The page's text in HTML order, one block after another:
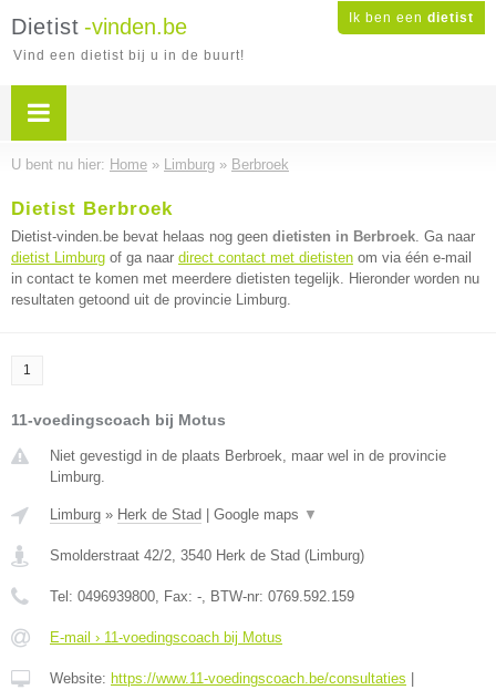
Ik ben een dietist
Dietist -vinden.be
Vind een dietist bij u in de buurt!
U bent nu hier: Home » Limburg » Berbroek
Dietist Berbroek
Dietist-vinden.be bevat helaas nog geen dietisten in Berbroek. Ga naar
dietist Limburg of ga naar direct contact met dietisten om via één e-mail
in contact te komen met meerdere dietisten tegelijk. Hieronder worden nu
resultaten getoond uit de provincie Limburg.
1
11-voedingscoach bij Motus
Niet gevestigd in de plaats Berbroek, maar wel in de provincie
Limburg.
Limburg » Herk de Stad Google maps ▼
Smolderstraat 42/2, 3540 Herk de Stad (Limburg)
Tel: 0496939800, Fax: -, BTW-nr: 0769.592.159
E-mail › 11-voedingscoach bij Motus
Website: https://www.11-voedingscoach.be/consultaties